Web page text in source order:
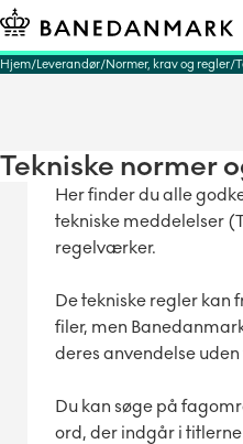
Hjem Leverandør Normer, krav og regler
Tekniske normer
Her finder du alle
tekniske meddelelser
regelværker.
De tekniske regler kan
filer, men
deres anvendelse
Du kan søge på
ord, der indgår i